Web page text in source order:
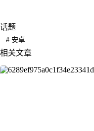
话题
#安卓
相关文章